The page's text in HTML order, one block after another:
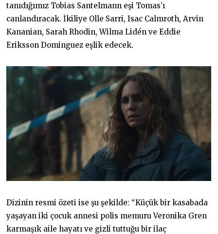
tanıdığımız Tobias Santelmann eşi Tomas’ı
canlandıracak. İkiliye Olle Sarri, Isac Calmroth, Arvin
Kananian, Sarah Rhodin, Wilma Lidén ve Eddie
Eriksson Dominguez eşlik edecek.
Dizinin resmi özeti ise şu şekilde: “Küçük bir kasabada
yaşayan iki çocuk annesi polis memuru Veronika Gren
karmaşık aile hayatı ve gizli tuttuğu bir ilaç